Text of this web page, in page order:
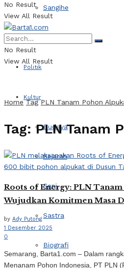
Sangihe
Politik
Kultur
Budaya
Sejarah
Seni
Sastra
Biografi
No Result
View All Result
No Result
View All Result
Home Tag PLN Tanam Pohon
Tag:PLN Tanam
Roots of Energy: PLN
Wujudkan Komitmen Masa
by Ady Putong
1 Desember 2025
0
Semarang, Barta1.com – Dalam
Menanam Pohon Indonesia, PT PLN